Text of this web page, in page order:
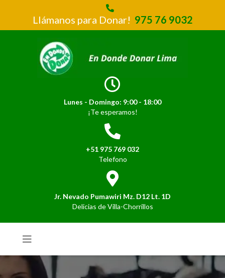
Llámanos para Donar! 975 76 9032
Lunes - Domingo: 9:00 - 18:00
¡Te esperamos!
+51 975 769 032
Telefono
Jr. Nevado Pumawiri Mz. D12 Lt. 1D
Delicias de Villa-Chorrillos